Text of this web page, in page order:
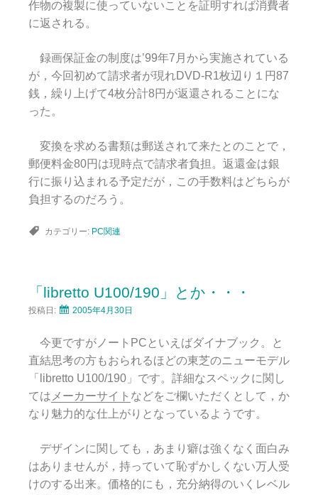
作物の複製に使っていないことを証明すれば消費者
に返される。
録画保証金の制度は’99年7月から実施されている
が，今回初めて請求者が現れDVD-R1枚辺り１円87
銭，繰り上げて4枚分計8円が返還されることにな
った。
変換を求める書類は郵送されて来たとのことで，
郵便料金80円は現時点で請求者負担。返還金は銀
行に振り込まれる予定だが，この手数料はどちらが
負担するのだろう。
カテゴリー: PC関連
「libretto U100/190」とか・・・
投稿日: 2005年4月30日
今更ですがノートPCといえばダイナブック。と
直結思考の方もおられるほどの東芝のニューモデル
「libretto U100/190」です。詳細なスペックに関し
ては メーカーサイト などをご欄いただくとして，か
なり魅力的な仕上がりとなっているようです。
デザインに関しても，あまり癖は強くなく面白み
はありませんが，持っていて恥ずかしくない万人受
けのする出来。価格的にも，充分納得のいくレベル